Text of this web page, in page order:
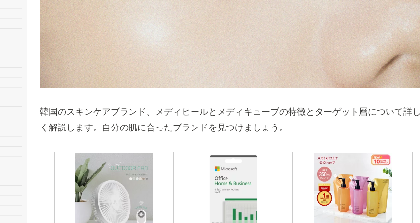
韓国のスキンケアブランド、メディヒールとメディキューブの特徴とターゲット層について詳し
く解説します。自分の肌に合ったブランドを見つけましょう。